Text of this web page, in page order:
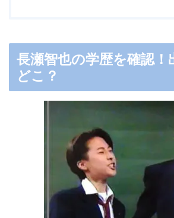
長瀬智也の学歴を確認！
どこ？